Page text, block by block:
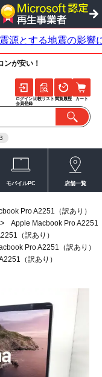
が安い！
ログイン
会員登録
比較リスト 閲覧履歴 カート
モバイルPC 店舗一覧
Pro A2251（訳あり）
>
Apple Macbook Pro A2251
（訳あり）
Pro A2251（訳あり）
（訳あり）